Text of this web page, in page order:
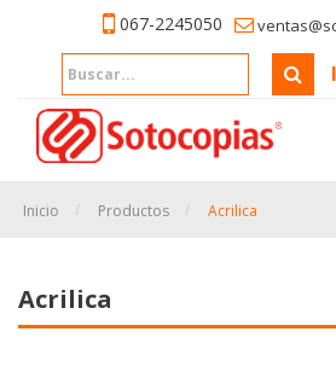
067-2245050
Inicio Productos Acrilica
Acrilica